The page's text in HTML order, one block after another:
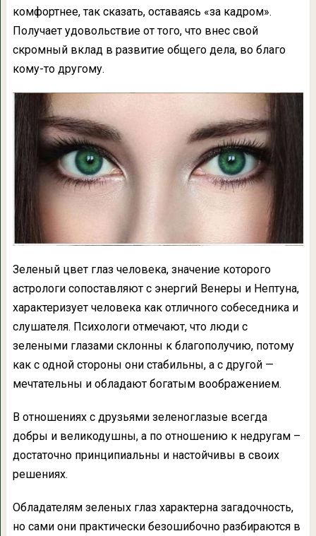
комфортнее, так сказать, оставаясь «за кадром».
Получает удовольствие от того, что внес свой
скромный вклад в развитие общего дела, во благо
кому-то другому.
Зеленый цвет глаз человека, значение которого
астрологи сопоставляют с энергий Венеры и Нептуна,
характеризует человека как отличного собеседника и
слушателя. Психологи отмечают, что люди с
зелеными глазами склонны к благополучию, потому
как с одной стороны они стабильны, а с другой —
мечтательны и обладают богатым воображением.
В отношениях с друзьями зеленоглазые всегда
добры и великодушны, а по отношению к недругам –
достаточно принципиальны и настойчивы в своих
решениях.
Обладателям зеленых глаз характерна загадочность,
но сами они практически безошибочно разбираются в